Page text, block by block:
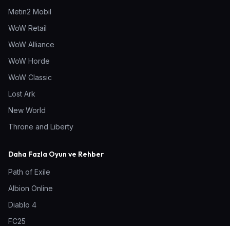
Metin2 Mobil
WoW Retail
WoW Alliance
WoW Horde
WoW Classic
Lost Ark
New World
Throne and Liberty
Daha Fazla Oyun ve Rehber
Path of Exile
Albion Online
Diablo 4
FC25